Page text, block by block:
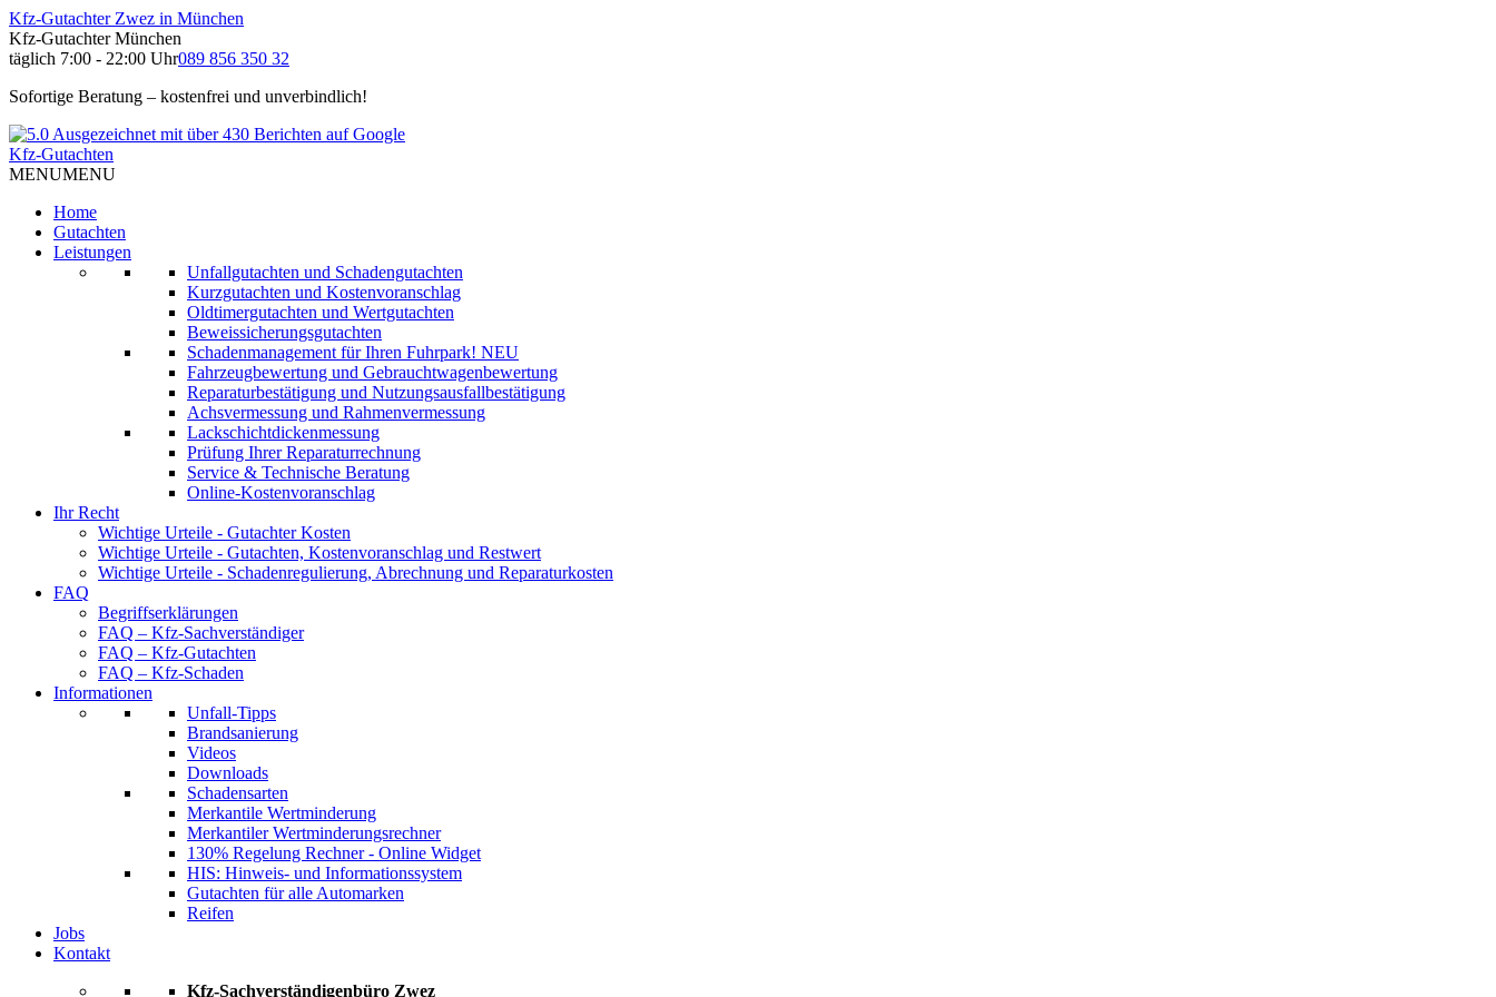
Kfz-Gutachter Zwez in München
Kfz-Gutachter München
täglich 7:00 - 22:00 Uhr089 856 350 32
Sofortige Beratung – kostenfrei und unverbindlich!
Kfz-Gutachten
MENUMENU
Home
Gutachten
Leistungen
Unfallgutachten und Schadengutachten
Kurzgutachten und Kostenvoranschlag
Oldtimergutachten und Wertgutachten
Beweissicherungsgutachten
Schadenmanagement für Ihren Fuhrpark! NEU
Fahrzeugbewertung und Gebrauchtwagenbewertung
Reparaturbestätigung und Nutzungsausfallbestätigung
Achsvermessung und Rahmenvermessung
Lackschichtdickenmessung
Prüfung Ihrer Reparaturrechnung
Service & Technische Beratung
Online-Kostenvoranschlag
Ihr Recht
Wichtige Urteile - Gutachter Kosten
Wichtige Urteile - Gutachten, Kostenvoranschlag und Restwert
Wichtige Urteile - Schadenregulierung, Abrechnung und Reparaturkosten
FAQ
Begriffserklärungen
FAQ – Kfz-Sachverständiger
FAQ – Kfz-Gutachten
FAQ – Kfz-Schaden
Informationen
Unfall-Tipps
Brandsanierung
Videos
Downloads
Schadensarten
Merkantile Wertminderung
Merkantiler Wertminderungsrechner
130% Regelung Rechner - Online Widget
HIS: Hinweis- und Informationssystem
Gutachten für alle Automarken
Reifen
Jobs
Kontakt
Kfz-Sachverständigenbüro Zwez